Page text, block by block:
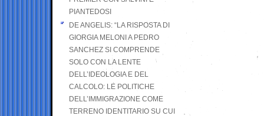
PIANTEDOSI
DE ANGELIS: “LA RISPOSTA DI
GIORGIA MELONI A PEDRO
SANCHEZ SI COMPRENDE
SOLO CON LA LENTE
DELL’IDEOLOGIA E DEL
CALCOLO: LE POLITICHE
DELL’IMMIGRAZIONE COME
TERRENO IDENTITARIO SU CUI